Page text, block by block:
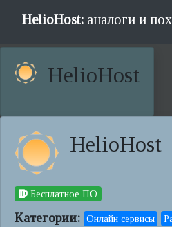
HelioHost: аналоги и
HelioHost
HelioHost
Бесплатное ПО
Категории: Онлайн сервисы